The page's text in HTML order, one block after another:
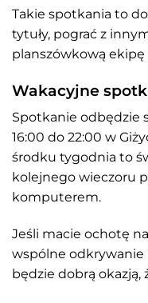
Takie spotkania to
tytuły, pograć z
planszówkową ekipę
Wakacyjne
Spotkanie odbędzie
16:00 do 22:00 w
środku tygodnia to
kolejnego wieczoru
komputerem.
Jeśli macie ochotę
wspólne odkrywanie
będzie dobrą okazją,